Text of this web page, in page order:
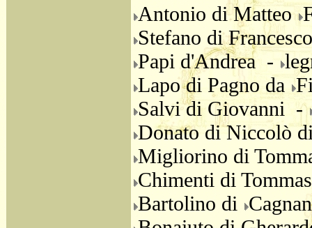
Antonio di Matteo
Stefano di
Papi d'Andrea -
Lapo di Pagno da
Salvi di Giovanni -
Donato di Niccolò
Migliorino di
Chimenti di
Bartolino di